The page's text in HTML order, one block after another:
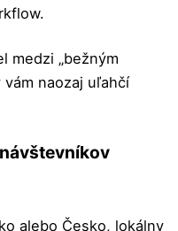
medzi „bežným
naozaj uľahčí
alebo Česko, lokálny